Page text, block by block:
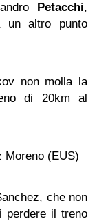
Petacchi,
un altro punto
non molla la
di 20km al
Moreno (EUS)
che non
perdere il treno